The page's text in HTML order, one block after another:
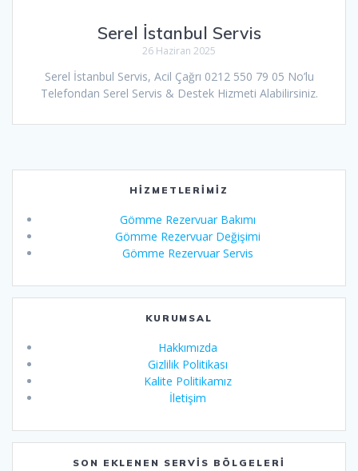
Serel İstanbul Servis
26 Haziran 2025
Serel İstanbul Servis, Acil Çağrı 0212 550 79 05 No’lu
Telefondan Serel Servis & Destek Hizmeti Alabilirsiniz.
HIZMETLERIMIZ
Gömme Rezervuar Bakımı
Gömme Rezervuar Değişimi
Gömme Rezervuar Servis
KURUMSAL
Hakkımızda
Gizlilik Politikası
Kalite Politikamız
İletişim
SON EKLENEN SERVIS BÖLGELERI